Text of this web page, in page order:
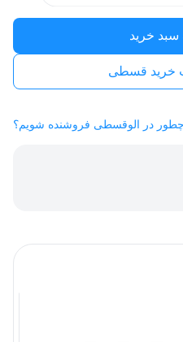
سبد خرید
خرید قسطی
چطور در الوقسطی فروشنده شویم؟